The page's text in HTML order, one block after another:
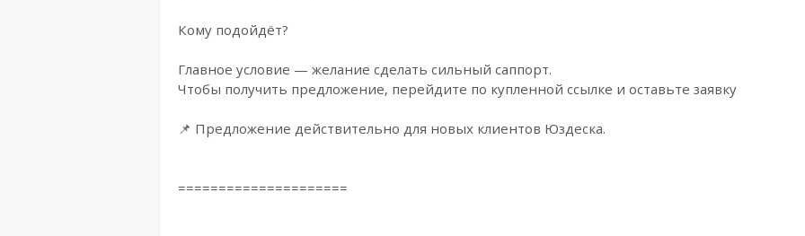
Кому подойдёт?
Главное условие — желание сделать сильный саппорт.
Чтобы получить предложение, перейдите по купленной ссылке и оставьте заявку
📌 Предложение действительно для новых клиентов Юздеска.
=====================